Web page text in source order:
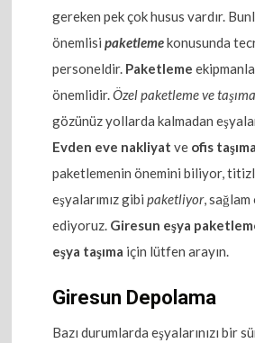
gereken pek çok husus vardır.
önemlisipaketlemekonusunda
personeldir. Paketleme
önemlidir.Özel paketleme ve
gözünüz yollarda kalmadan
Evden eve nakliyat ve ofis taşıma
paketlemenin önemini biliyor,
eşyalarımız gibipaketliyor,
ediyoruz. Giresun eşya
eşya taşıma için lütfen arayın.
Giresun Depolama
Bazı durumlarda eşyalarınızı bir